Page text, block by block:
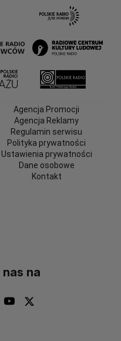
Agencja Promocji
Agencja Reklamy
Regulamin serwisu
Polityka prywatności
Ustawienia prywatności
Dane osobowe
Kontakt
na